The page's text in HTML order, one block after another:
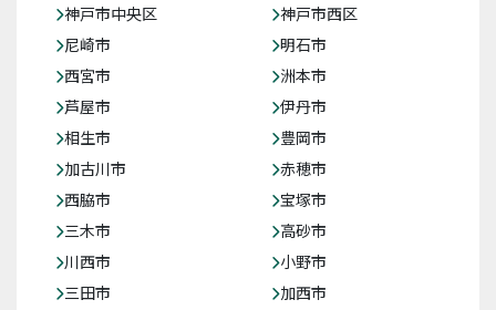
神戸市中央区
神戸市西区
尼崎市
明石市
西宮市
洲本市
芦屋市
伊丹市
相生市
豊岡市
加古川市
赤穂市
西脇市
宝塚市
三木市
高砂市
川西市
小野市
三田市
加西市